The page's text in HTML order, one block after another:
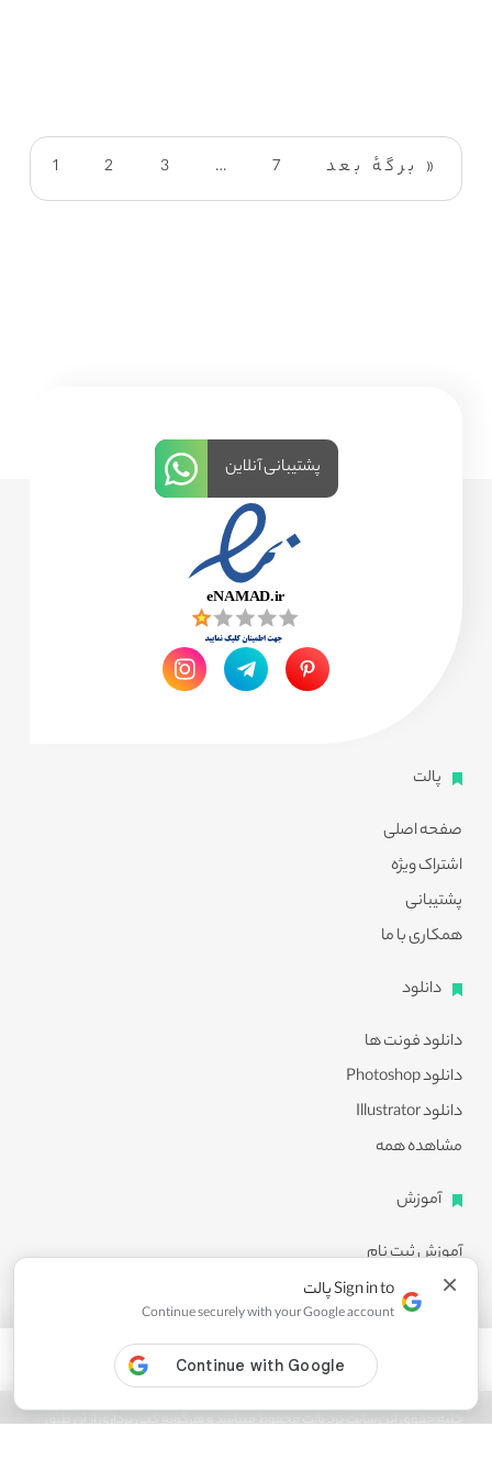
1 2 3 … 7 برگهٔ بعد »
پالت
صفحه اصلی
اشتراک ویژه
پشتیبانی
همکاری با ما
دانلود
دانلود فونت ها
دانلود Photoshop
دانلود Illustrator
مشاهده همه
آموزش
آموزش ثبت نام
آموزش دانلود
آموزش ویرایش طرح ها
مشاهده همه
پشتیبانی آنلاین
کلیه حقوق این سایت نزد پالت محفوظ میباشد و هرگونه کپی برداری از آن طبق
× Sign in to پالت
Continue securely with your Google account